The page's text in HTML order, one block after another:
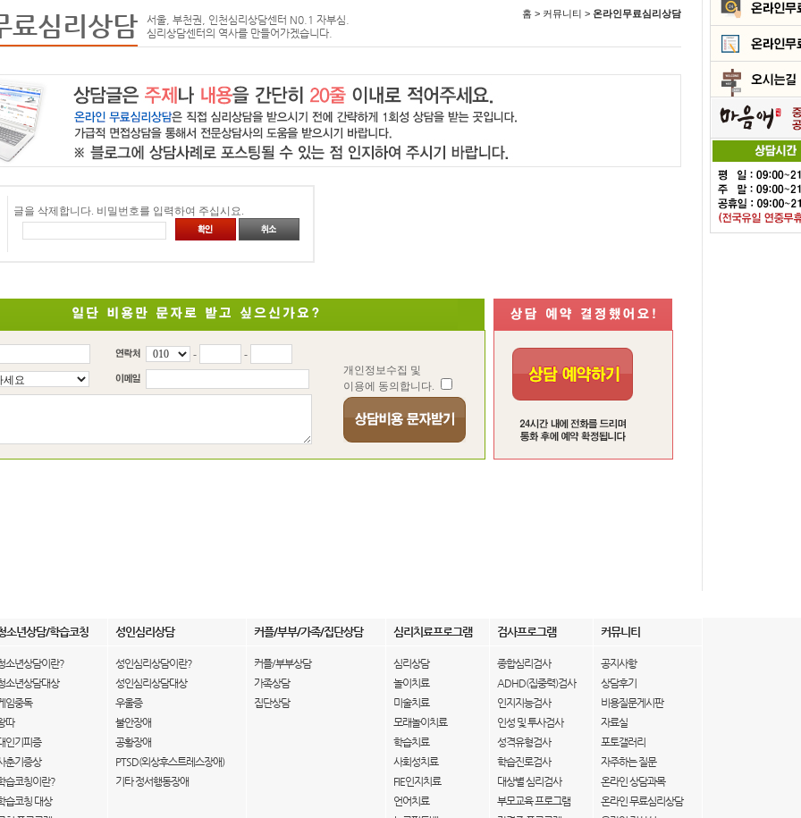
료심리상담
서울, 부천권, 인천심리상담센터 N0.1 자부심.
심리상담센터의 역사를 만들어가겠습니다.
홈 > 커뮤니티 > 온라인무료심리상담
글을 삭제합니다. 비밀번호를 입력하여 주십시요.
-
-
개인정보수집 및
이용에 동의합니다.
소년상담/학습코칭 성인심리상담 커플/부부/가족/집단상담 심리치료프로그램 검사프로그램 커뮤니티
소년상담이란?
소년상담대상
임중독
따
인기피증
춘기증상
습코칭이란?
습코칭 대상
성인심리상담이란?
성인심리상담대상
우울증
불안장애
공황장애
PTSD(외상후스트레스장애)
기타 정서행동장애
커플/부부상담
가족상담
집단상담
심리상담
놀이치료
미술치료
모래놀이치료
학습치료
사회성치료
FIE인지치료
언어치료
종합심리검사
ADHD(집중력)검사
인지지능검사
인성 및 투사검사
성격유형검사
학습진로검사
대상별 심리검사
부모교육 프로그램
공지사항
상담후기
비용질문게시판
자료실
포토갤러리
자주하는 질문
온라인 상담과목
온라인 무료심리상담